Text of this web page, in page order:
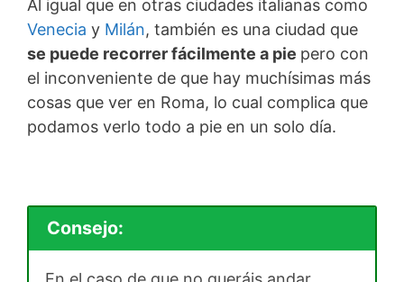
Al igual que en otras ciudades italianas como
Venecia y Milán, también es una ciudad que
se puede recorrer fácilmente a pie pero con
el inconveniente de que hay muchísimas más
cosas que ver en Roma, lo cual complica que
podamos verlo todo a pie en un solo día.
Consejo: